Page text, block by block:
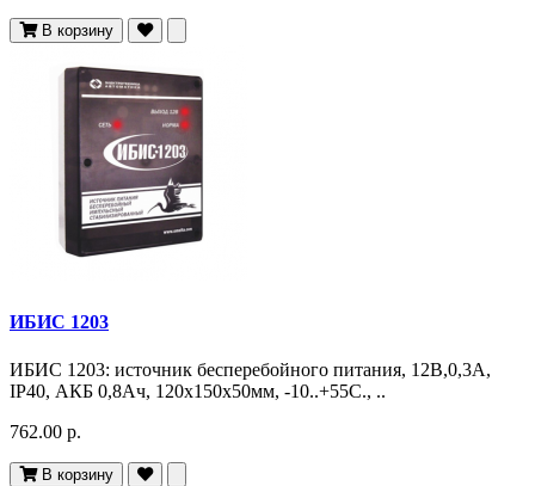
В корзину
ИБИС 1203
ИБИС 1203: источник бесперебойного питания, 12В,0,3А,
IP40, АКБ 0,8Ач, 120х150х50мм, -10..+55С., ..
762.00 р.
В корзину